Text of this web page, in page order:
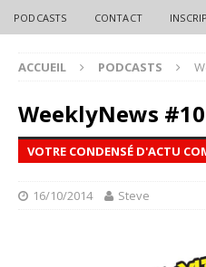
PODCASTS CONTACT
ACCUEIL PODCASTS
WeeklyNews
VOTRE CONDENSÉ D'ACTU
16/10/2014 Steve